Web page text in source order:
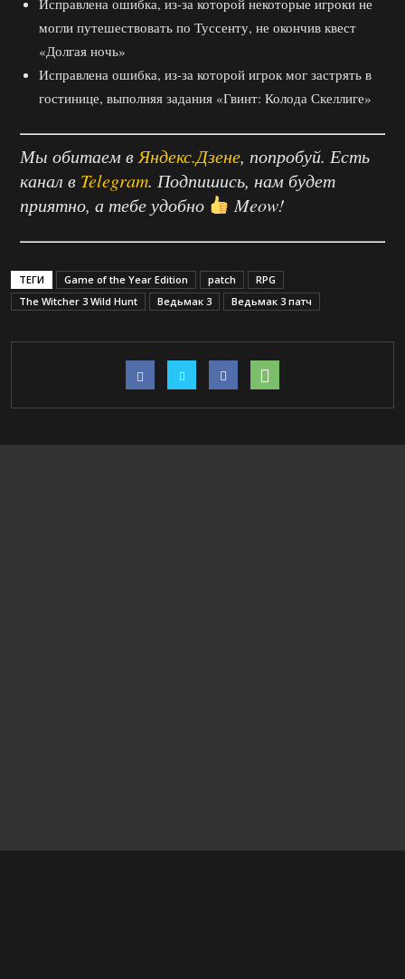
Исправлена ошибка, из-за которой некоторые игроки не
могли путешествовать по Туссенту, не окончив квест
«Долгая ночь»
Исправлена ошибка, из-за которой игрок мог застрять в
гостинице, выполняя задания «Гвинт: Колода Скеллиге»
Мы обитаем в Яндекс.Дзене, попробуй. Есть
канал в Telegram. Подпишись, нам будет
приятно, а тебе удобно
Meow!
ТЕГИ Game of the Year Edition patch
RPG
The Witcher 3 Wild Hunt
Ведьмак 3 Ведьмак 3 патч